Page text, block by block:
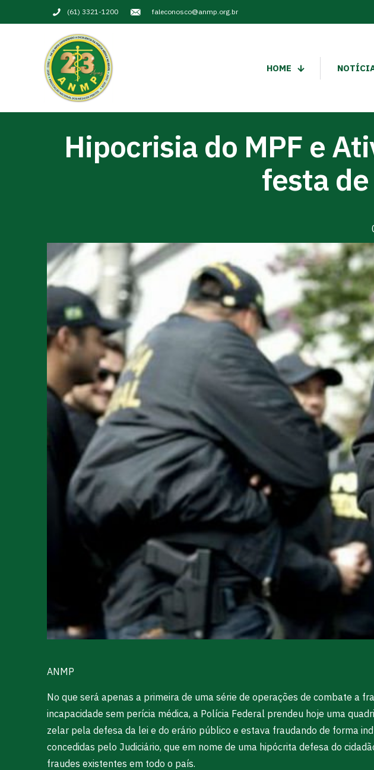
(61) 3321-1200 faleconosco@anmp.org.br
HOME
Hipocrisia do MPF e
festa
ANMP
No que será apenas a primeira de uma série de operações de combate a
incapacidade sem perícia médica, a Polícia Federal prendeu hoje uma
zelar pela defesa da lei e do erário público e estava fraudando de forma
concedidas pelo Judiciário, que em nome de uma hipócrita defesa do
fraudes existentes em todo o país.